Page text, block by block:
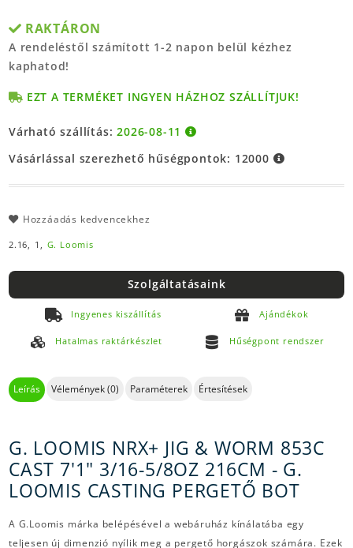
RAKTÁRON
A rendeléstől számított 1-2 napon belül kézhez
kaphatod!
EZT A TERMÉKET INGYEN HÁZHOZ SZÁLLÍTJUK!
Várható szállítás:2026-08-11
Vásárlással szerezhető hűségpontok: 12000
Hozzáadás kedvencekhez
2.16, 1, G. Loomis
Szolgáltatásaink
Ingyenes kiszállítás Ajándékok
Hatalmas raktárkészlet Hűségpont rendszer
Leírás Vélemények (0) Paraméterek Értesítések
G. LOOMIS NRX+ JIG & WORM 853C
CAST 7'1" 3/16-5/8OZ 216CM - G.
LOOMIS CASTING PERGETŐ BOT
A G.Loomis márka belépésével a webáruház kínálatába egy
teljesen új dimenzió nyílik meg a pergető horgászok számára. Ezek